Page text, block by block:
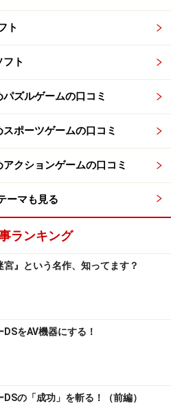
ト
ト
ズルゲームの口コミ
ポーツゲームの口コミ
クションゲームの口コミ
ーマも見る
ランキング
宮』という名作、知ってます？
をAV機器にする！
の「成功」を斬る！（前編）